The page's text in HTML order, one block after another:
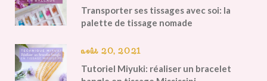
Transporter ses tissages avec soi: la
palette de tissage nomade
août 20, 2021
Tutoriel Miyuki: réaliser un bracelet